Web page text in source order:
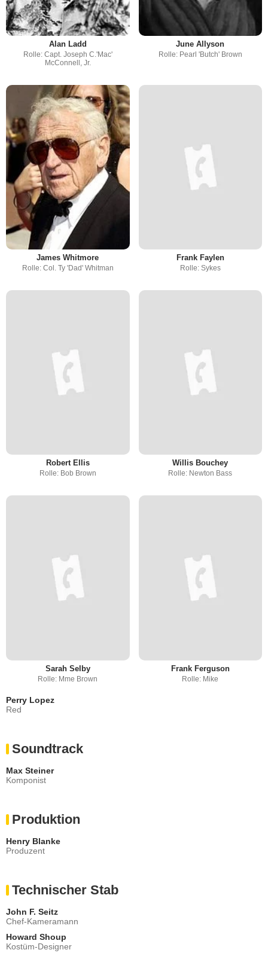
Alan Ladd
Rolle: Capt. Joseph C.'Mac'
McConnell, Jr.
June Allyson
Rolle: Pearl 'Butch' Brown
James Whitmore
Rolle: Col. Ty 'Dad' Whitman
Frank Faylen
Rolle: Sykes
Robert Ellis
Rolle: Bob Brown
Willis Bouchey
Rolle: Newton Bass
Sarah Selby
Rolle: Mme Brown
Frank Ferguson
Rolle: Mike
Perry Lopez
Red
Soundtrack
Max Steiner
Komponist
Produktion
Henry Blanke
Produzent
Technischer Stab
John F. Seitz
Chef-Kameramann
Howard Shoup
Kostüm-Designer